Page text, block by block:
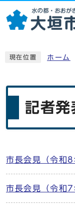
現在位置 ホーム
記者発
メインメニ
市長会見（令和8
市長会見（令和7